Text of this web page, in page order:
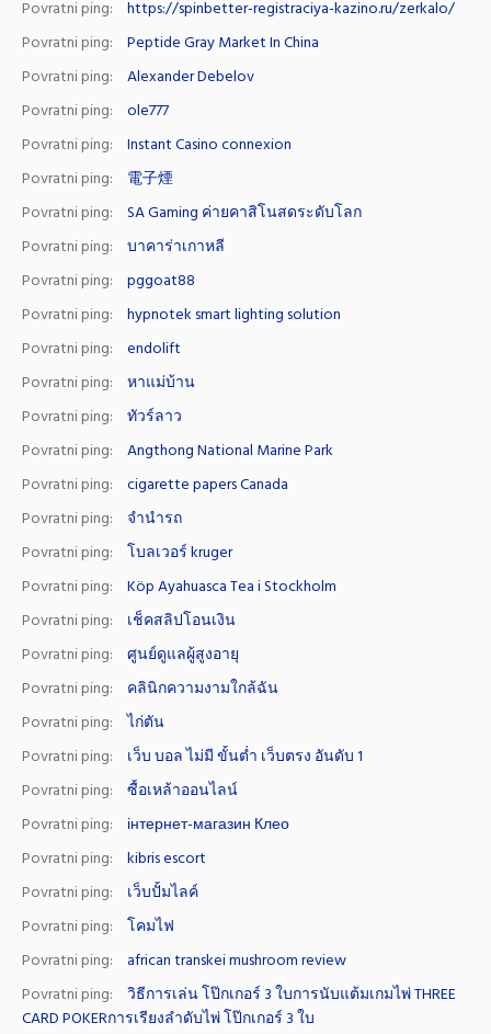
Povratni ping:
https://spinbetter-registraciya-kazino.ru/zerkalo/
Povratni ping:
Peptide Gray Market In China
Povratni ping:
Alexander Debelov
Povratni ping:
ole777
Povratni ping:
Instant Casino connexion
Povratni ping:
電子煙
Povratni ping:
SA Gaming ค่ายคาสิโนสดระดับโลก
Povratni ping:
บาคาร่าเกาหลี
Povratni ping:
pggoat88
Povratni ping:
hypnotek smart lighting solution
Povratni ping:
endolift
Povratni ping:
หาแม่บ้าน
Povratni ping:
ทัวร์ลาว
Povratni ping:
Angthong National Marine Park
Povratni ping:
cigarette papers Canada
Povratni ping:
จำนำรถ
Povratni ping:
โบลเวอร์ kruger
Povratni ping:
Köp Ayahuasca Tea i Stockholm
Povratni ping:
เช็คสลิปโอนเงิน
Povratni ping:
ศูนย์ดูแลผู้สูงอายุ
Povratni ping:
คลินิกความงามใกล้ฉัน
Povratni ping:
ไก่ตัน
Povratni ping:
เว็บ บอล ไม่มี ขั้นต่ำ เว็บตรง อันดับ 1
Povratni ping:
ซื้อเหล้าออนไลน์
Povratni ping:
інтернет-магазин Клео
Povratni ping:
kibris escort
Povratni ping:
เว็บปั้มไลค์
Povratni ping:
โคมไฟ
Povratni ping:
african transkei mushroom review
Povratni ping:
วิธีการเล่น โป๊กเกอร์ 3 ใบการนับแต้มเกมไพ่ THREE
CARD POKERการเรียงลำดับไพ่ โป๊กเกอร์ 3 ใบ